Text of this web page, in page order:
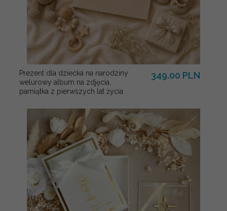
Prezent dla dziecka na narodziny
welurowy album na zdjęcia,
pamiątka z pierwszych lat życia
349.00 PLN